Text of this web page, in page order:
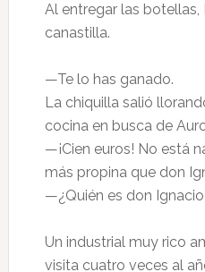
Al entregar las
canastilla.
—Te lo has ganado.
La chiquilla salió
cocina en busca de
—¡Cien euros! No está
más propina que don
—¿Quién es don
Un industrial muy rico
visita cuatro veces al